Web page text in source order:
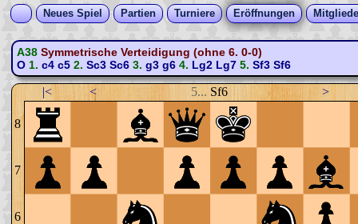
Neues Spiel Partien Turniere Eröffnungen
A38 Symmetrische Verteidigung (ohne 6. 0-0)
O1. c4 c52. Sc3 Sc63. g3 g64. Lg2 Lg75. Sf3 Sf6
|< < 5... Sf6 >
8
7
6